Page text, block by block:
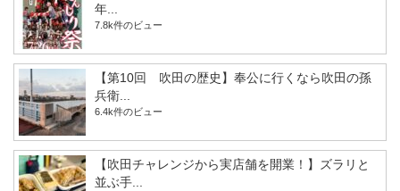
年...
7.8k件のビュー
【第10回 吹田の歴史】奉公に行くなら吹田の孫
兵衛...
6.4k件のビュー
【吹田チャレンジから実店舗を開業！】ズラリと
並ぶ手...